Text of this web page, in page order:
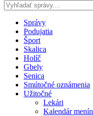
Správy
Podujatia
Šport
Skalica
Holíč
Gbely
Senica
Smútočné oznámenia
Užitočné
Lekári
Kalendár menín